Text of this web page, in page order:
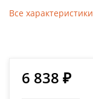
Все характеристики
6 838 ₽